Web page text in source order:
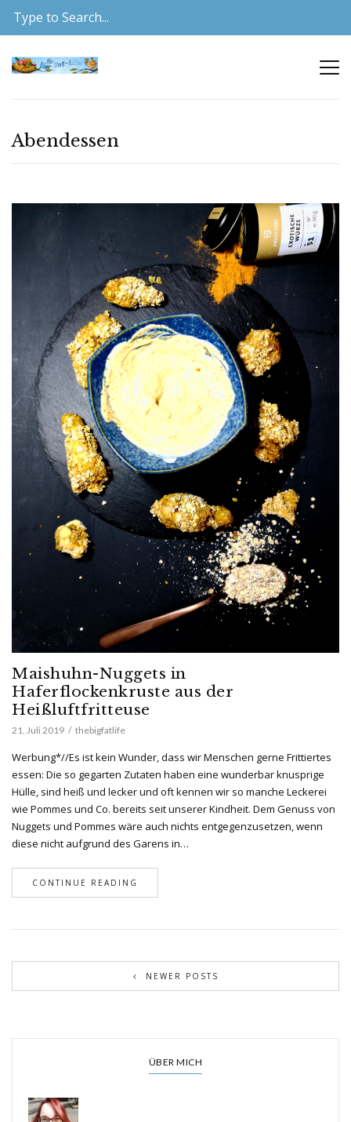
Abendessen
Maishuhn-Nuggets in
Haferflockenkruste aus der
Heißluftfritteuse
21. Juli 2019 thebigfatlife
Werbung*//Es ist kein Wunder, dass wir Menschen gerne Frittiertes
essen: Die so gegarten Zutaten haben eine wunderbar knusprige
Hülle, sind heiß und lecker und oft kennen wir so manche Leckerei
wie Pommes und Co. bereits seit unserer Kindheit. Dem Genuss von
Nuggets und Pommes wäre auch nichts entgegenzusetzen, wenn
diese nicht aufgrund des Garens in…
CONTINUE READING
NEWER POSTS
ÜBER MICH